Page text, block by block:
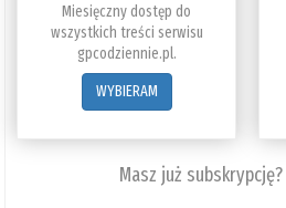
Miesięczny dostęp do
wszystkich treści serwisu
gpcodziennie.pl.
WYBIERAM
Masz już subskrypcję?